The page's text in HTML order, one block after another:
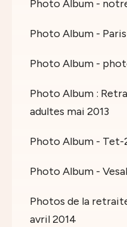
Photo Album -
Photo Album -
Photo Album -
Photo Album :
adultes mai 2013
Photo Album - Tet-
Photo Album -
Photos de la
avril 2014